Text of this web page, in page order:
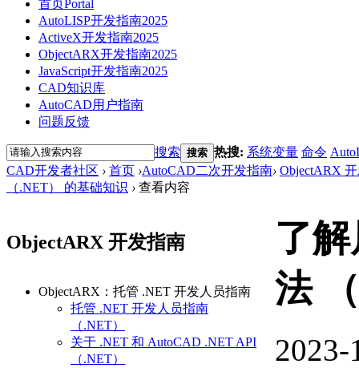
首页Portal
AutoLISP开发指南2025
ActiveX开发指南2025
ObjectARX开发指南2025
JavaScript开发指南2025
CAD知识库
AutoCAD用户指南
问题反馈
搜索 搜索 热搜: 系统变量 命令
CAD开发者社区 › 首页 ›AutoCAD二次开发指南› ObjectARX
（.NET） 的基础知识 › 查看内容
ObjectARX 开发指南
ObjectARX：托管 .NET 开发人员指南
托管 .NET 开发人员指南
（.NET）
关于 .NET 和 AutoCAD .NET API
（.NET）
了
法
2023-